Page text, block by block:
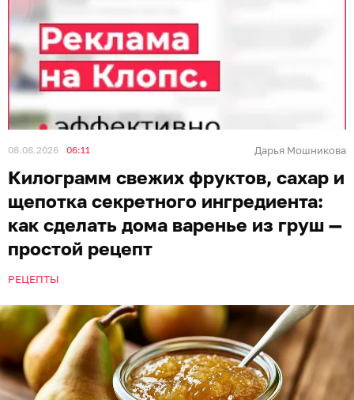
08.08.2026 06:11 Дарья Мошникова
Килограмм свежих фруктов, сахар и
щепотка секретного ингредиента:
как сделать дома варенье из груш —
простой рецепт
РЕЦЕПТЫ